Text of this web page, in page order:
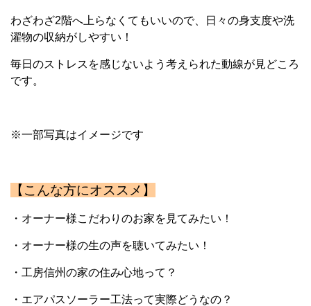
わざわざ2階へ上らなくてもいいので、日々の身支度や洗
濯物の収納がしやすい！
毎日のストレスを感じないよう考えられた動線が見どころ
です。
※一部写真はイメージです
【こんな方にオススメ】
・オーナー様こだわりのお家を見てみたい！
・オーナー様の生の声を聴いてみたい！
・工房信州の家の住み心地って？
・エアパスソーラー工法って実際どうなの？